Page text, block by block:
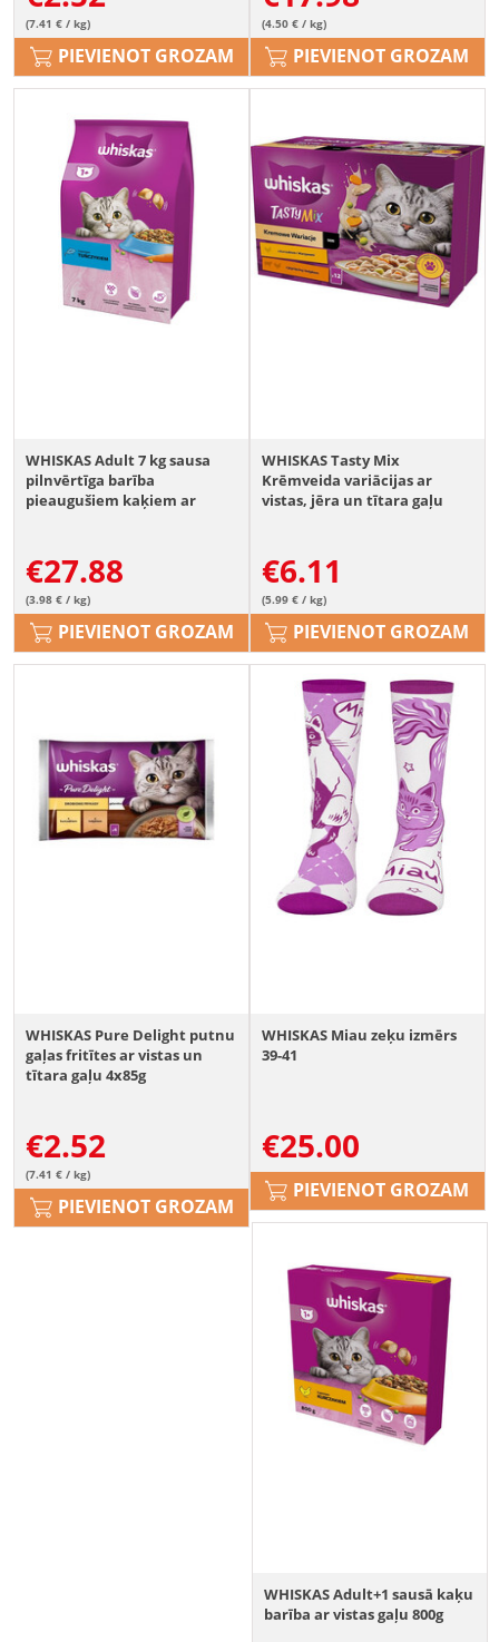
(7.41 € / kg)
PIEVIENOT GROZAM
(4.50 € / kg)
PIEVIENOT GROZAM
WHISKAS Adult 7 kg sausa
pilnvērtīga barība
pieaugušiem kaķiem ar
€27.88
(3.98 € / kg)
PIEVIENOT GROZAM
WHISKAS Tasty Mix
Krēmveida variācijas ar
vistas, jēra un tītara gaļu
€6.11
(5.99 € / kg)
PIEVIENOT GROZAM
WHISKAS Pure Delight putnu
gaļas fritītes ar vistas un
tītara gaļu 4x85g
€2.52
(7.41 € / kg)
PIEVIENOT GROZAM
WHISKAS Miau zeķu izmērs
39-41
€25.00
PIEVIENOT GROZAM
WHISKAS Adult+1 sausā kaķu
barība ar vistas gaļu 800g